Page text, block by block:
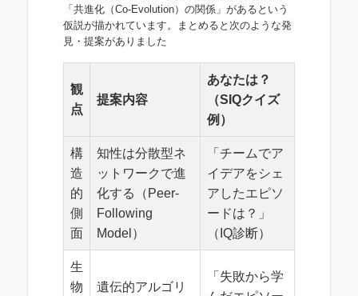
「共進化（Co-Evolution）の関係」があるという
仮説が描かれています。まとめると次のような発
見・提案がありました
観
点
提案内容
あなたは？
（SIQクイズ
例）
構
造
的
側
面
知性は分散型ネ
ットワークで進
化する（Peer-
Following
Model）
「チームでア
イデアをシェ
アしたエピソ
ードは？」
（IQ診断）
生
物
遺伝的アルゴリ
「失敗から学